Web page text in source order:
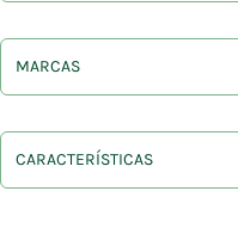
MARCAS
CARACTERÍSTICAS